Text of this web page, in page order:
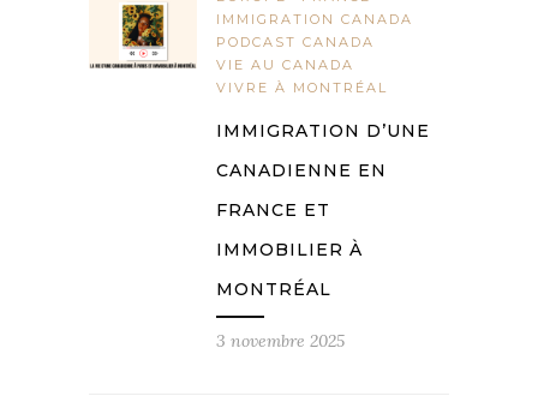
IMMIGRATION CANADA
PODCAST CANADA
VIE AU CANADA
VIVRE À MONTRÉAL
IMMIGRATION D’UNE
CANADIENNE EN
FRANCE ET
IMMOBILIER À
MONTRÉAL
3 novembre 2025